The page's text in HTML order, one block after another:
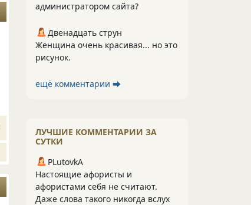
администратором сайта?
Двенадцать струн
Женщина очень красивая... но это
рисунок.
ещё комментарии ⮕
ЛУЧШИЕ КОММЕНТАРИИ ЗА
СУТКИ
PLutоvkА
Настоящие афористы и
афористами себя не считают.
Даже слова такого никогда вслух